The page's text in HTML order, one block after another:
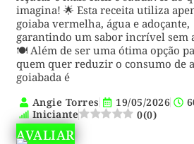
imagina! 🌟 Esta receita utiliza
goiaba vermelha, água e adoçante,
garantindo um sabor incrível sem
🍽️ Além de ser uma ótima opção
quem quer reduzir o consumo de
goiabada é
Angie Torres 19/05/2026
Iniciante
0(0)
AVALIAR